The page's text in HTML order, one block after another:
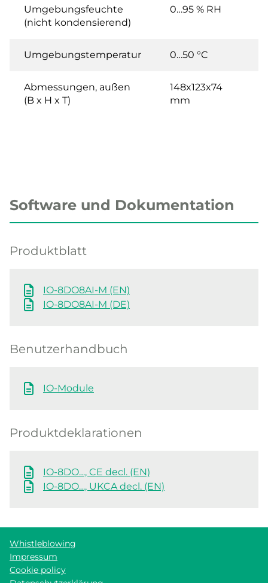
Umgebungsfeuchte
(nicht kondensierend)
0…95 % RH
Umgebungstemperatur 0…50 °C
Abmessungen, außen
(B x H x T)
148x123x74
mm
Software und Dokumentation
Produktblatt
IO-8DO8AI-M (EN)
IO-8DO8AI-M (DE)
Benutzerhandbuch
IO-Module
Produktdeklarationen
IO-8DO…, CE decl. (EN)
IO-8DO…, UKCA decl. (EN)
Whistleblowing
Impressum
Cookie policy